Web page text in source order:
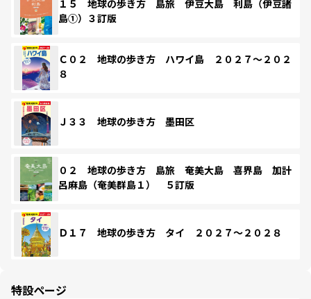
１５ 地球の歩き方 島旅 伊豆大島 利島（伊豆諸
島①）３訂版
Ｃ０２ 地球の歩き方 ハワイ島 ２０２７～２０２
８
Ｊ３３ 地球の歩き方 墨田区
０２ 地球の歩き方 島旅 奄美大島 喜界島 加計
呂麻島（奄美群島１） ５訂版
Ｄ１７ 地球の歩き方 タイ ２０２７～２０２８
特設ページ